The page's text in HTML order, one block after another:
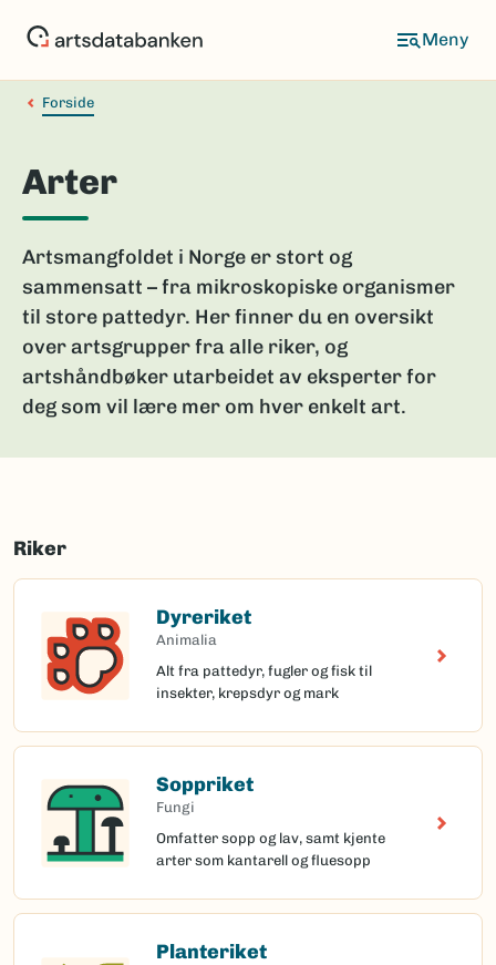
Forside
Arter
Artsmangfoldet i Norge er stort og
sammensatt – fra mikroskopiske organismer
til store pattedyr. Her finner du en oversikt
over artsgrupper fra alle riker, og
artshåndbøker utarbeidet av eksperter for
deg som vil lære mer om hver enkelt art.
Riker
Dyreriket
Animalia
Alt fra pattedyr, fugler og fisk til
insekter, krepsdyr og mark
Soppriket
Fungi
Omfatter sopp og lav, samt kjente
arter som kantarell og fluesopp
Planteriket